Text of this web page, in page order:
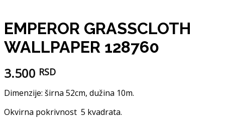
EMPEROR GRASSCLOTH
WALLPAPER 128760
3.500 RSD
Dimenzije: širna 52cm, dužina 10m.
Okvirna pokrivnost 5 kvadrata.